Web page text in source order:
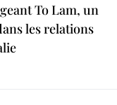
To Lam, un
les relations